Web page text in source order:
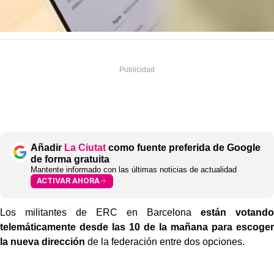
Añadir La Ciutat como fuente preferida de Google
de forma gratuita
Mantente informado con las últimas noticias de actualidad
ACTIVAR AHORA
Los militantes de ERC en Barcelona están votando
telemáticamente desde las 10 de la mañana para escoger
la nueva dirección de la federación entre dos opciones.